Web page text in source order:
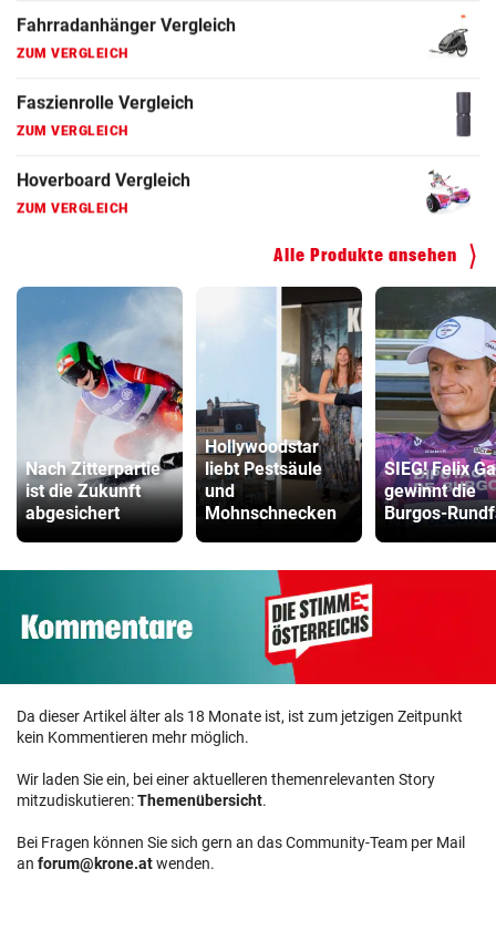
Faszienrolle Vergleich
ZUM VERGLEICH
Hoverboard Vergleich
ZUM VERGLEICH
Kinderfahrrad Vergleich
ZUM VERGLEICH
Alle Produkte ansehen
Nach Zitterpartie
ist die Zukunft
abgesichert
Hollywoodstar
liebt Pestsäule
und
Mohnschnecken
SIEG! Felix
gewinnt die
Burgos-
Da dieser Artikel älter als 18 Monate ist, ist zum jetzigen Zeitpunkt
kein Kommentieren mehr möglich.
Wir laden Sie ein, bei einer aktuelleren themenrelevanten Story
mitzudiskutieren:Themenübersicht.
Bei Fragen können Sie sich gern an das Community-Team per Mail
an forum@krone.atwenden.